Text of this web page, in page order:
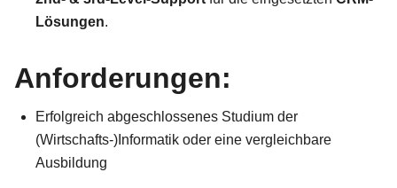
Lösungen.
Anforderungen:
Erfolgreich abgeschlossenes Studium der
(Wirtschafts-)Informatik oder eine vergleichbare
Ausbildung